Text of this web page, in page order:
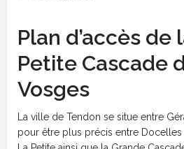
Plan d’accès de
Petite Cascade
Vosges
La ville de Tendon se situe entre
pour être plus précis entre Docelles